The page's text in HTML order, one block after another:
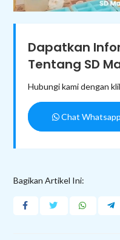
Dapatkan
Tentang SD
Hubungi kami dengan
Chat Whatsapp
Bagikan Artikel Ini: